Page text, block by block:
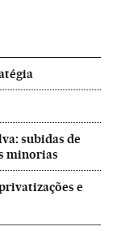
subidas de
minorias
e